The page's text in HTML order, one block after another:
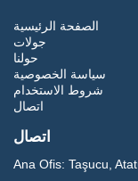
الصفحة الرئيسية
جولات
حولنا
سياسة الخصوصية
شروط الاستخدام
اتصال
اتصال
Ana Ofis: Taşucu,